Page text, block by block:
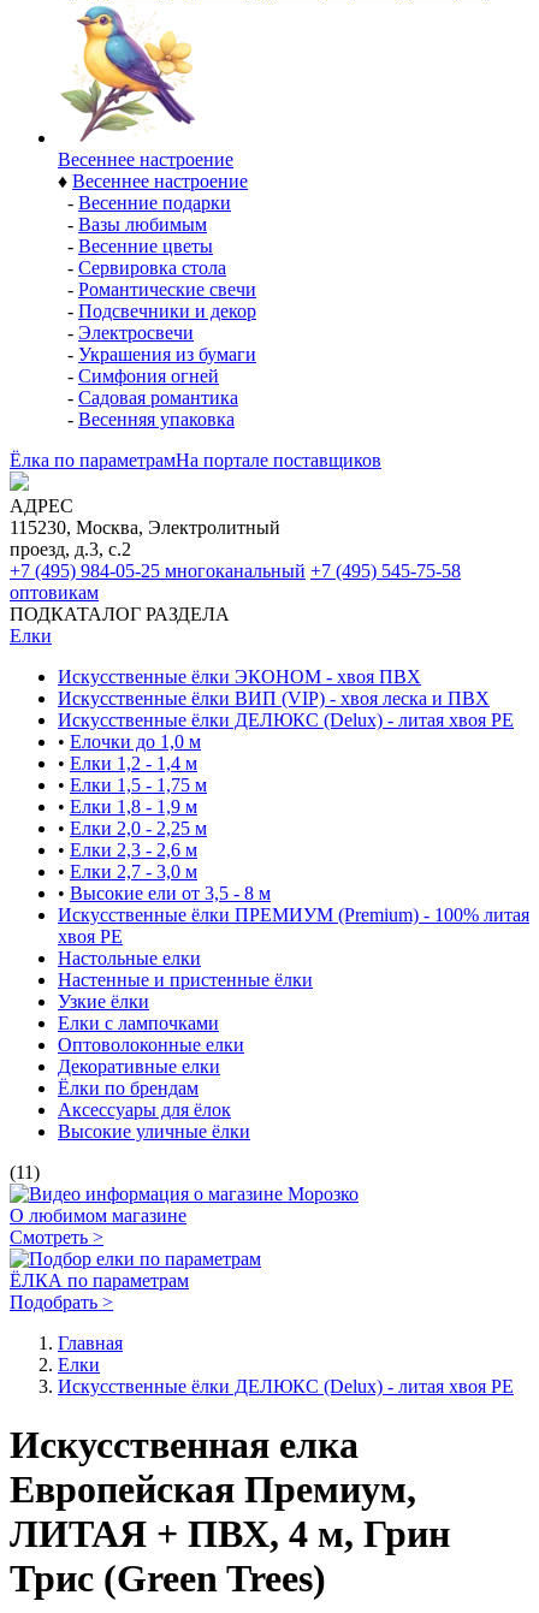
Весеннее настроение
♦ Весеннее настроение
- Весенние подарки
- Вазы любимым
- Весенние цветы
- Сервировка стола
- Романтические свечи
- Подсвечники и декор
- Электросвечи
- Украшения из бумаги
- Симфония огней
- Садовая романтика
- Весенняя упаковка
Ёлка по параметрамНа портале поставщиков
АДРЕС
115230, Москва, Электролитный
проезд, д.3, с.2
+7 (495) 984-05-25 многоканальный +7 (495) 545-75-58
оптовикам
ПОДКАТАЛОГ РАЗДЕЛА
Елки
Искусственные ёлки ЭКОНОМ - хвоя ПВХ
Искусственные ёлки ВИП (VIP) - хвоя леска и ПВХ
Искусственные ёлки ДЕЛЮКС (Delux) - литая хвоя РЕ
• Елочки до 1,0 м
• Елки 1,2 - 1,4 м
• Елки 1,5 - 1,75 м
• Елки 1,8 - 1,9 м
• Елки 2,0 - 2,25 м
• Елки 2,3 - 2,6 м
• Елки 2,7 - 3,0 м
• Высокие ели от 3,5 - 8 м
Искусственные ёлки ПРЕМИУМ (Premium) - 100% литая
хвоя РЕ
Настольные елки
Настенные и пристенные ёлки
Узкие ёлки
Елки с лампочками
Оптоволоконные елки
Декоративные елки
Ёлки по брендам
Аксессуары для ёлок
Высокие уличные ёлки
(11)
О любимом магазине
Смотреть >
ЁЛКА по параметрам
Подобрать >
Главная
Елки
Искусственные ёлки ДЕЛЮКС (Delux) - литая хвоя РЕ
Искусственная елка
Европейская Премиум,
ЛИТАЯ + ПВХ, 4 м, Грин
Трис (Green Trees)